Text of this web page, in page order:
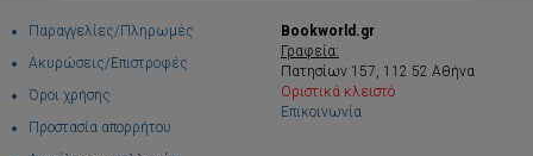
Παραγγελίες/Πληρωμές
Ακυρώσεις/Επιστροφές
Όροι χρήσης
Προστασία απορρήτου
Bookworld.gr
Γραφεία:
Πατησίων 157, 112 52 Αθήνα
Οριστικά κλειστό
Επικοινωνία